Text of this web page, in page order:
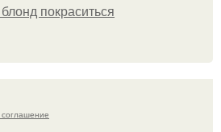
покраситься
соглашение